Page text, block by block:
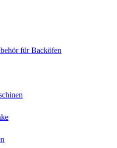
für Backöfen